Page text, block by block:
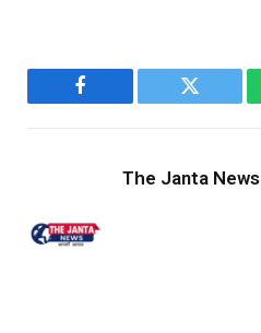
Facebook Twitter
The Janta News